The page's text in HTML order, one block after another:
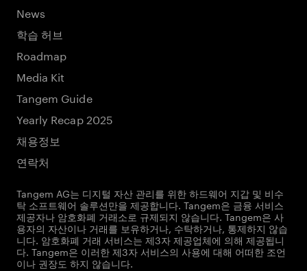
News
학습 허브
Roadmap
Media Kit
Tangem Guide
Yearly Recap 2025
채용정보
연락처
Tangem AG는 디지털 자산 관리를 위한 하드웨어 지갑 및 비수
탁 소프트웨어 솔루션만을 제공합니다. Tangem은 금융 서비스
제공자나 암호화폐 거래소로 규제되지 않습니다. Tangem은 사
용자의 자산이나 거래를 보유하거나, 수탁하거나, 통제하지 않습
니다. 암호화폐 거래 서비스는 제3자 제공업체에 의해 제공됩니
다. Tangem은 이러한 제3자 서비스의 사용에 대해 어떠한 조언
이나 권장도 하지 않습니다.